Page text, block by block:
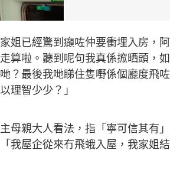
姐已經驚到癲咗仲要衝埋入房，
算啦。聽到呢句我真係搲晒頭，
？最後我哋睇住隻嘢係個廳度飛
理智少少？」
母親大人看法，指「寧可信其有
我屋企從來冇飛蛾入屋，我家姐